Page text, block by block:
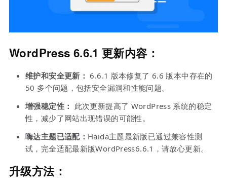
WordPress 6.6.1 更新内容：
维护和安全更新： 6.6.1 版本修复了 6.6 版本中存在的
50 多个问题，包括安全漏洞和性能问题。
增强稳定性： 此次更新提高了 WordPress 系统的稳定
性，减少了网站出现错误的可能性。
嗨达主题已适配： Haida主题最新版已通过兼容性测
试，完全适配最新版WordPress6.6.1，请放心更新。
升级方法：